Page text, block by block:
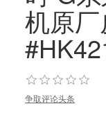
机原厂
争取评论头条